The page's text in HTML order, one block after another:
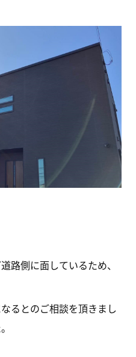
路側に面しているため、
るとのご相談を頂きまし